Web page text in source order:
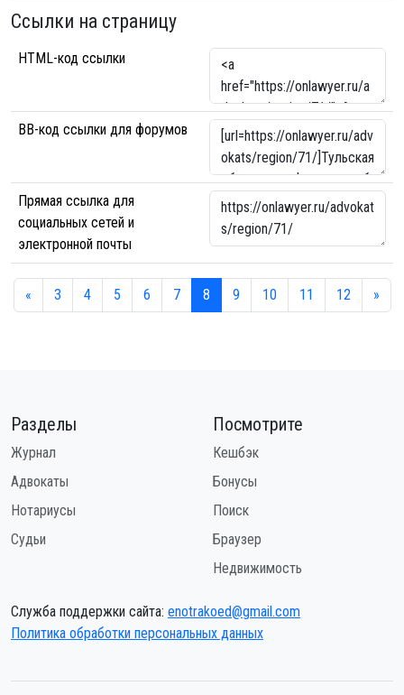
Ссылки на страницу
HTML-код ссылки
BB-код ссылки для форумов
Прямая ссылка для
социальных сетей и
электронной почты
« 3 4 5 6 7 8 9 10 11 12 »
Разделы
Журнал
Адвокаты
Нотариусы
Судьи
Посмотрите
Кешбэк
Бонусы
Поиск
Браузер
Недвижимость
Служба поддержки сайта: enotrakoed@gmail.com
Политика обработки персональных данных